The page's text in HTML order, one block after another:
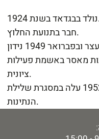
1924.
חבר בתנועת החלוץ.
במאי 1948 נעצר ובפברואר 1949 נידון
מאסר באשמת פעילות
ציונית.
בפברואר 1952 עלה במסגרת שלילת
הנתינות.